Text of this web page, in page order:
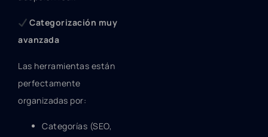
Categorización muy
avanzada
Las herramientas están
perfectamente
organizadas por:
Categorías (SEO,